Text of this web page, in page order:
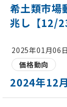
希土類市場
兆し【12/
2025年01月06日
価格動向
2024年12